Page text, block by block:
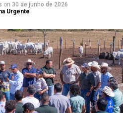
on 30 de junho de 2026
Urgente